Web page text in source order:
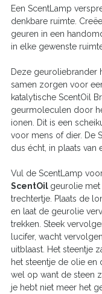
Een ScentLamp
denkbare ruimte.
geuren in een
in elke gewenste
Deze geuroliebrander
samen zorgen voor
katalytische ScentOil
geurmoleculen door
ionen. Dit is een
voor mens of dier. De
dus écht, in plaats van
Vul de ScentLamp
ScentOil geurolie
trechtertje. Plaats de
en laat de geurolie
trekken. Steek
lucifer, wacht
uitblaast. Het steentje
het steentje de olie en
wel op want de steen
je hebt niet meer het